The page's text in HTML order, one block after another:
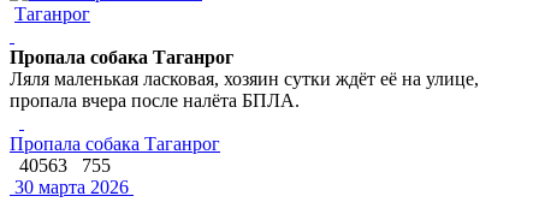
Таганрог
Пропала собака Таганрог
Ляля маленькая ласковая, хозяин сутки ждёт её на улице,
пропала вчера после налёта БПЛА.
Пропала собака Таганрог
40563
755
30 марта 2026